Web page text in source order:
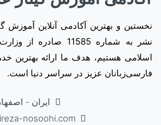
نخستین و بهترین آکادمی آنلاین آموزش
نشر به شماره 11585
اسلامی هستیم، هدف ما ارائه بهترین
فارسی‌زبانان عزیز در سراسر دنیا است.
ایران -
nosoohi.com